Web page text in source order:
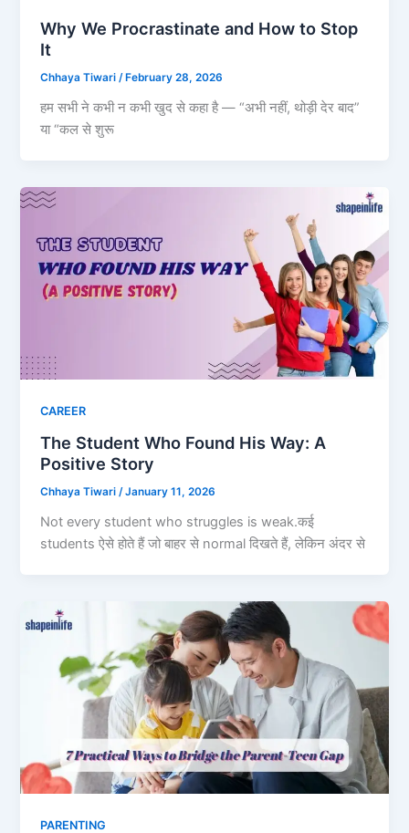
Why We Procrastinate and How to Stop
It
Chhaya Tiwari/ February 28, 2026
हम सभी ने कभी न कभी खुद से कहा है — “अभी नहीं, थोड़ी देर बाद”
या “कल से शुरू
CAREER
The Student Who Found His Way: A
Positive Story
Chhaya Tiwari/January 11, 2026
Not every student who struggles is weak.कई
students ऐसे होते हैं जो बाहर से normal दिखते हैं, लेकिन अंदर से
PARENTING